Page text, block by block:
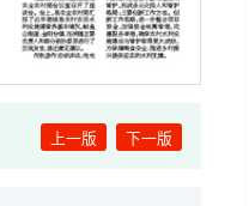
上一版 下一版